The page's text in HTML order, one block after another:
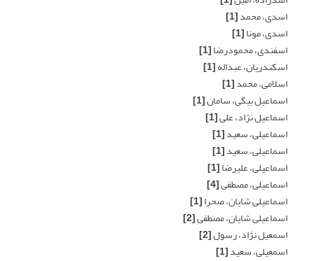
اسدی، محمد[1]
اسدی، مونا[1]
اسفندی، محمودرضا[1]
اسکندریان، عبداله[1]
اسلامی، محمد[1]
اسماعیل بیگی، سامان[1]
اسماعیل نژاد، علی[1]
اسماعیلی، سعید[1]
اسماعیلی، سعید[1]
اسماعیلی، علیرضا[1]
اسماعیلی، مصطفی[4]
اسماعیلی شایان، صحرا[1]
اسماعیلی شایان، مصطفی[2]
اسمعیل نژاد، رسول[2]
اسمعیلی، سعید[1]